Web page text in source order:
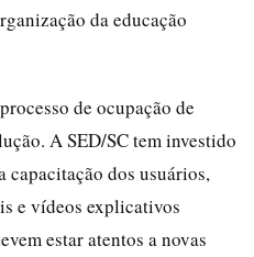
da educação
de ocupação de
A SED/SC tem investido
capacitação dos usuários,
e vídeos explicativos
estar atentos a novas